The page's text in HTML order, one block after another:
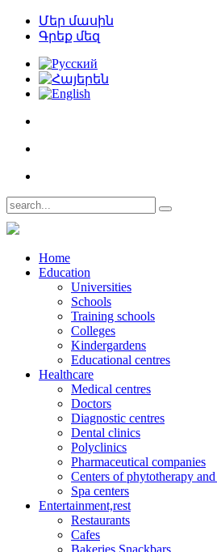
Մեր մասին
Գրեք մեզ
Home
Education
Universities
Schools
Training schools
Colleges
Kindergardens
Educational centres
Healthcare
Medical centres
Doctors
Diagnostic centres
Dental clinics
Polyclinics
Pharmaceutical companies
Centers of phytotherapy
Spa centers
Entertainment,rest
Restaurants
Cafes
Bakeries,Snackbars